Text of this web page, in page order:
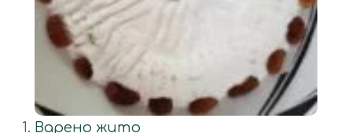
Варено жито